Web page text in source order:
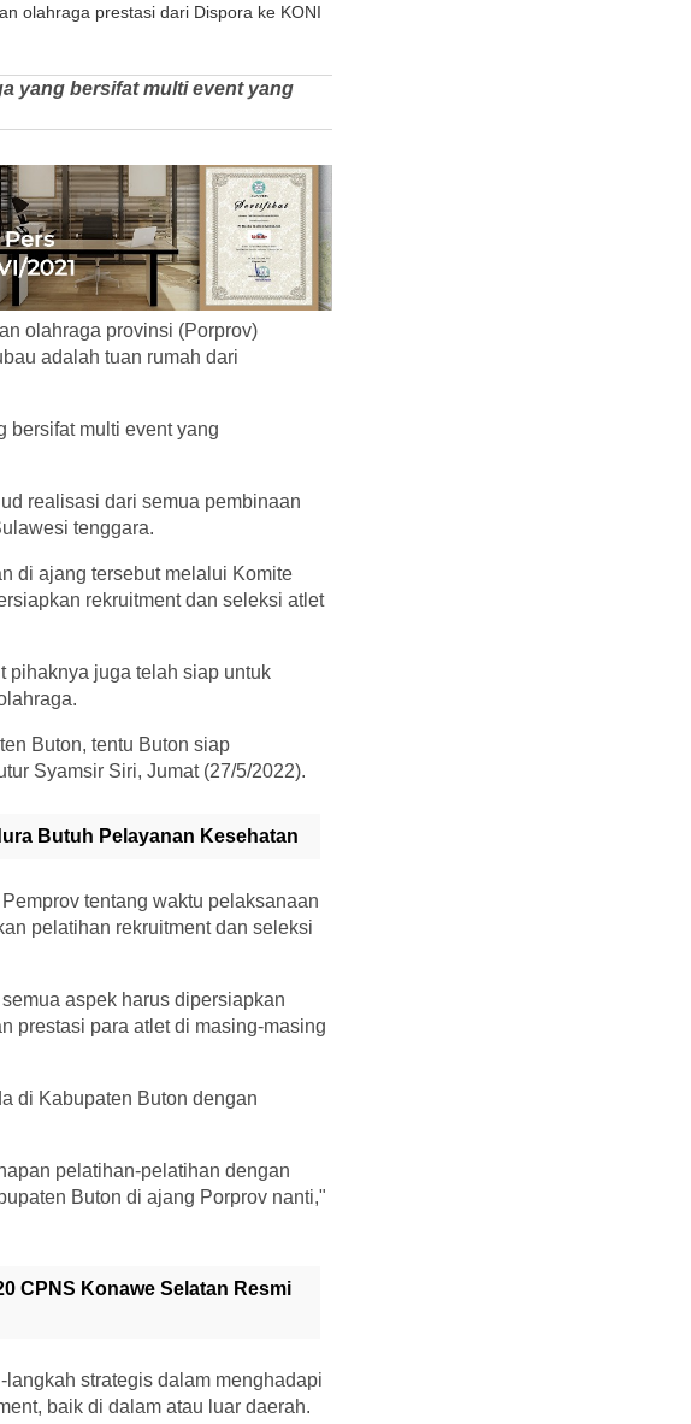
olahraga prestasi dari Dispora ke KONI
yang bersifat multi event yang
olahraga provinsi (Porprov)
adalah tuan rumah dari
bersifat multi event yang
realisasi dari semua pembinaan
tenggara.
di ajang tersebut melalui Komite
rekruitment dan seleksi atlet
pihaknya juga telah siap untuk
Buton, tentu Buton siap
Syamsir Siri, Jumat (27/5/2022).
Butuh Pelayanan Kesehatan
tentang waktu pelaksanaan
pelatihan rekruitment dan seleksi
aspek harus dipersiapkan
prestasi para atlet di masing-masing
di Kabupaten Buton dengan
pelatihan-pelatihan dengan
Buton di ajang Porprov nanti,"
CPNS Konawe Selatan Resmi
strategis dalam menghadapi
baik di dalam atau luar daerah.